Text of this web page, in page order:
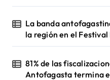
La banda
la región en el
81% de las
Antofagasta termina